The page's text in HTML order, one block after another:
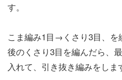
す。
こま編み1目→くさり3目、を
後のくさり3目を編んだら、
入れて、引き抜き編みをしま